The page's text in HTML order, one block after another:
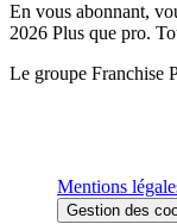
En vous abonnant,
2026 Plus que pro.
Le groupe Franchise
Mentions
Gestion des